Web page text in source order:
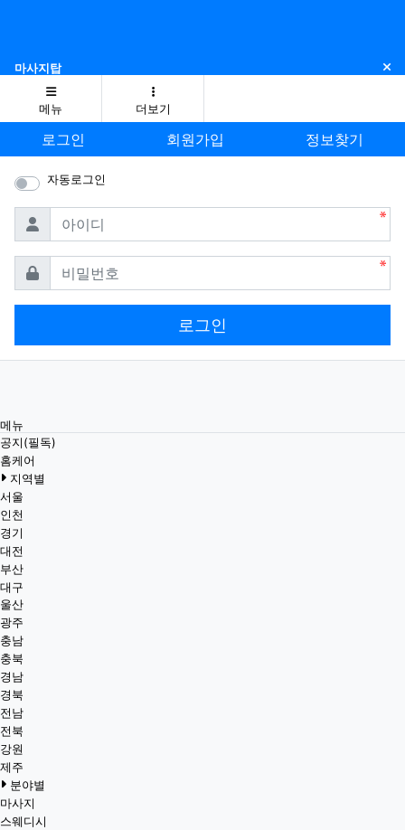
마사지탑 닫
메뉴 더보기
로그인 회원가입 정보찾기
자동로그인
아이디
비밀번호
로그인
메뉴
공지(필독)
홈케어
지역별
서울
인천
경기
대전
부산
대구
울산
광주
충남
충북
경남
경북
전남
전북
강원
제주
분야별
마사지
스웨디시